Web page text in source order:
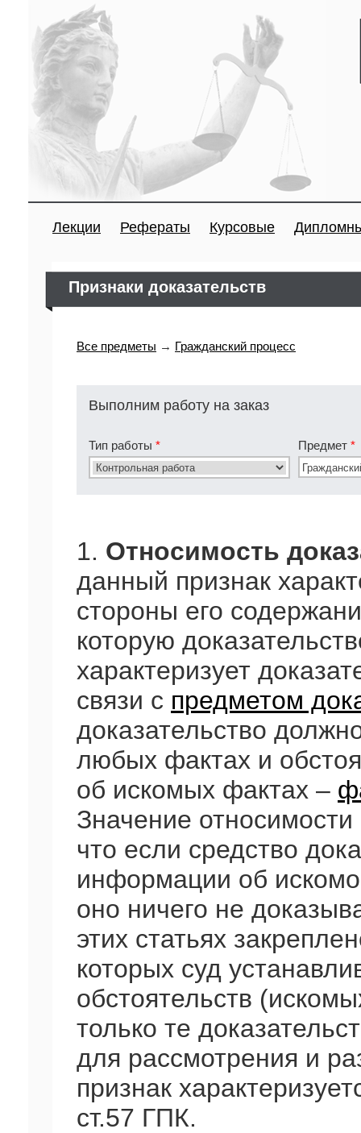
Лекции Рефераты Курсовые
Признаки доказательств
Все предметы → Гражданский процесс
Выполним работу на заказ
Тип работы * Предмет *
1. Относимость
данный признак
стороны его
которую
характеризует
связи с предметом
доказательство
любых фактах и
об искомых фактах –
Значение
что если средство
информации об
оно ничего не
этих статьях
которых суд
обстоятельств
только те
для рассмотрения и
признак
ст.57 ГПК.